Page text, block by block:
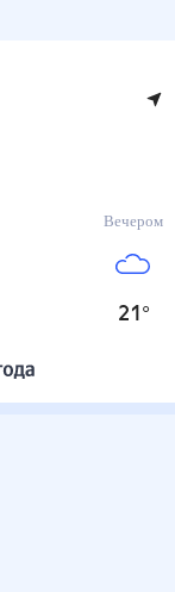
Вечером
21 °